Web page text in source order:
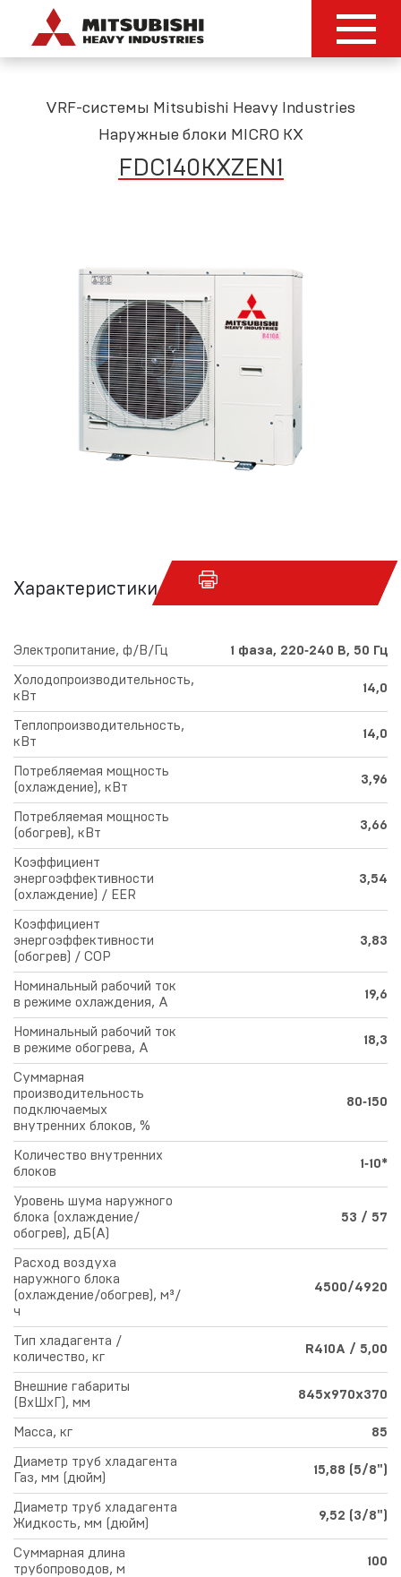
VRF-системы Mitsubishi Heavy Industries
Наружные блоки MICRO KX
FDC140KXZEN1
Характеристики
Электропитание, ф/В/Гц 1 фаза, 220‑240 В, 50 Гц
Холодопроизводительность,
кВт
14,0
Теплопроизводительность,
кВт
14,0
Потребляемая мощность
(охлаждение), кВт
3,96
Потребляемая мощность
(обогрев), кВт
3,66
Коэффициент
энергоэффективности
(охлаждение) / EER
3,54
Коэффициент
энергоэффективности
(обогрев) / COP
3,83
Номинальный рабочий ток
в режиме охлаждения, А
19,6
Номинальный рабочий ток
в режиме обогрева, А
18,3
Суммарная
производительность
подключаемых
внутренних блоков, %
80‑150
Количество внутренних
блоков
1‑10*
Уровень шума наружного
блока (охлаждение/
обогрев), дБ(А)
53 / 57
Расход воздуха
наружного блока
(охлаждение/обогрев), м³/
ч
4500/4920
Тип хладагента /
количество, кг
R410A / 5,00
Внешние габариты
(ВхШхГ), мм
845х970х370
Масса, кг 85
Диаметр труб хладагента
Газ, мм (дюйм)
15,88 (5/8")
Диаметр труб хладагента
Жидкость, мм (дюйм)
9,52 (3/8")
Суммарная длина
трубопроводов, м
100